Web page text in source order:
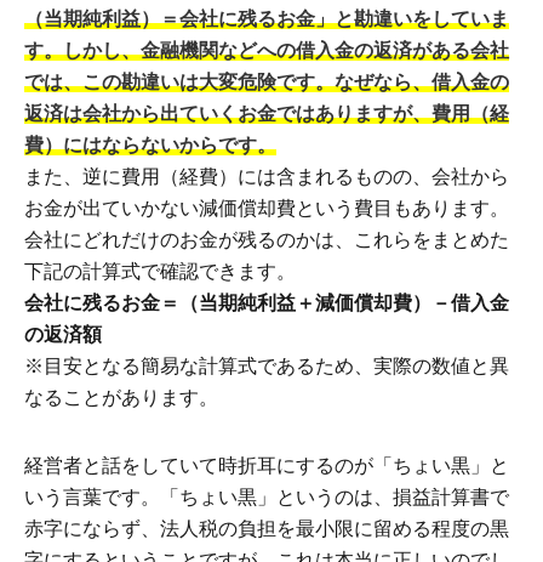
（当期純利益）＝会社に残るお金」と勘違いをしていま
す。しかし、金融機関などへの借入金の返済がある会社
では、この勘違いは大変危険です。なぜなら、借入金の
返済は会社から出ていくお金ではありますが、費用（経
費）にはならないからです。
また、逆に費用（経費）には含まれるものの、会社から
お金が出ていかない減価償却費という費目もあります。
会社にどれだけのお金が残るのかは、これらをまとめた
下記の計算式で確認できます。
会社に残るお金＝（当期純利益＋減価償却費）－借入金
の返済額
※目安となる簡易な計算式であるため、実際の数値と異
なることがあります。
経営者と話をしていて時折耳にするのが「ちょい黒」と
いう言葉です。「ちょい黒」というのは、損益計算書で
赤字にならず、法人税の負担を最小限に留める程度の黒